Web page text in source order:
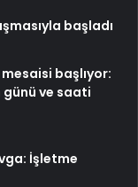
başladı
başlıyor:
günü ve saati
İşletme